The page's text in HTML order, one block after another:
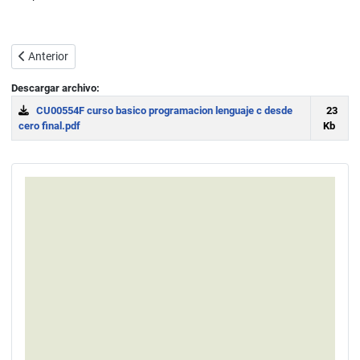
Artículo anterior: Otros aspectos de la programación C: structs,
Anterior
Descargar archivo:
CU00554F curso basico programacion lenguaje c desde
cero final.pdf
23
Kb